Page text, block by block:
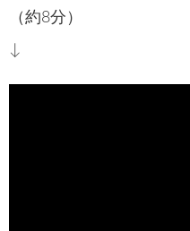
（約8分）
↓